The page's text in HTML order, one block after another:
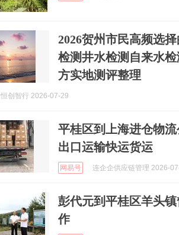
2026贺州市民高频选
检测井水检测自来水
方实地测评整理
恒创智行 2026-07-29
平桂区到上海进仓物
出口运输快运货运
网易号 连企企供应链管理 2026-
彭代元到平桂区羊头
作